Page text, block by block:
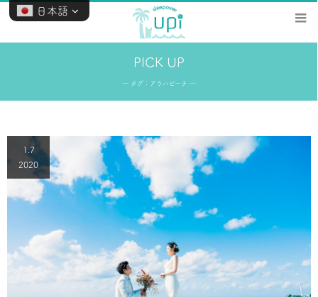
PICK UP
― タグ：アラハビーチ ―
1.7
2020
日本語